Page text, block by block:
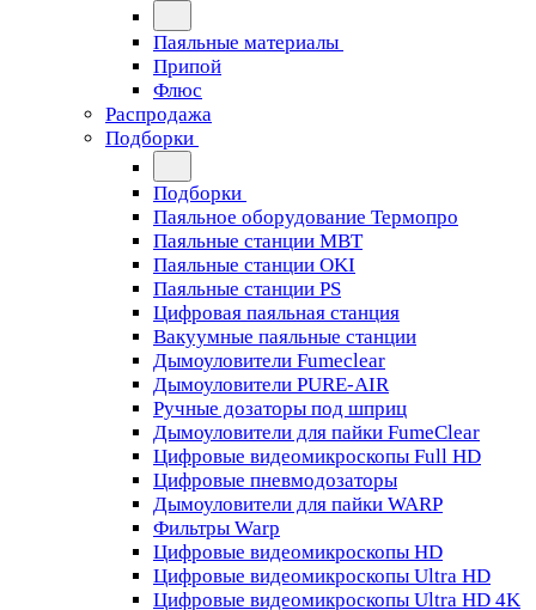
Паяльные материалы
Припой
Флюс
Распродажа
Подборки
Подборки
Паяльное оборудование Термопро
Паяльные станции MBT
Паяльные станции OKI
Паяльные станции PS
Цифровая паяльная станция
Вакуумные паяльные станции
Дымоуловители Fumeclear
Дымоуловители PURE-AIR
Ручные дозаторы под шприц
Дымоуловители для пайки FumeClear
Цифровые видеомикроскопы Full HD
Цифровые пневмодозаторы
Дымоуловители для пайки WARP
Фильтры Warp
Цифровые видеомикроскопы HD
Цифровые видеомикроскопы Ultra HD
Цифровые видеомикроскопы Ultra HD 4K